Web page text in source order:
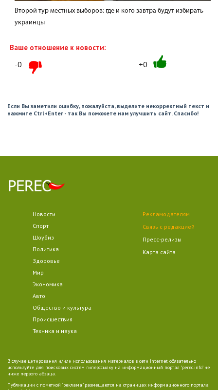
Второй тур местных выборов: где и кого завтра будут избирать
украинцы
Ваше отношение к новости:
-0 +0
Если Вы заметили ошибку, пожалуйста, выделите некорректный текст и
нажмите Ctrl+Enter - так Вы поможете нам улучшить сайт. Спасибо!
Новости
Спорт
Шоубиз
Политика
Здоровье
Мир
Экономика
Авто
Общество и культура
Происшествия
Техника и наука
Рекламодателям
Связь с редакцией
Пресс-релизы
Карта сайта
В случае цитирования и/или использования материалов в сети Internet обязательно
используйте для поисковых систем гиперссылку на информационный портал "perec.info" не
ниже первого абзаца.
Публикации с пометкой "реклама" размещаются на страницах информационного портала